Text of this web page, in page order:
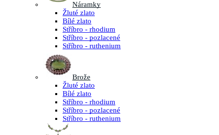
Náramky
Žluté zlato
Bílé zlato
Stříbro - rhodium
Stříbro - pozlacené
Stříbro - ruthenium
Brože
Žluté zlato
Bílé zlato
Stříbro - rhodium
Stříbro - pozlacené
Stříbro - ruthenium